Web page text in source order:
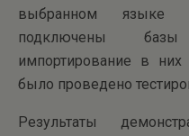
выбранном языке
подключены базы
импортирование в
было проведено
Результаты